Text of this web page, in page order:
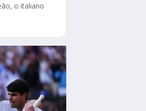
o italiano